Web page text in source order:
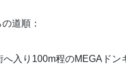
道順：
入り100m程のMEGAドン